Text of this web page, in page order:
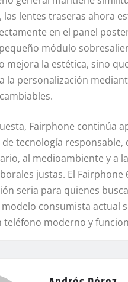
las lentes traseras ahora
en el panel
módulo
mejora la estética, sino
la personalización
Fairphone continúa
tecnología responsable,
al medioambiente y a
justas. El Fairphone
seria para quienes
consumista actual
teléfono moderno y